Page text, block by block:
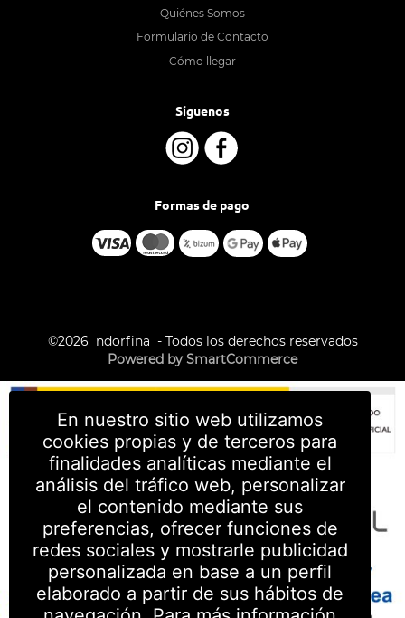
En nuestro sitio web utilizamos
cookies propias y de terceros para
finalidades analíticas mediante el
análisis del tráfico web, personalizar
el contenido mediante sus
preferencias, ofrecer funciones de
redes sociales y mostrarle publicidad
personalizada en base a un perfil
elaborado a partir de sus hábitos de
Quiénes Somos
Formulario de Contacto
Cómo llegar
Síguenos
Formas de pago
©2026 ndorfina - Todos los derechos reservados
Powered by SmartCommerce